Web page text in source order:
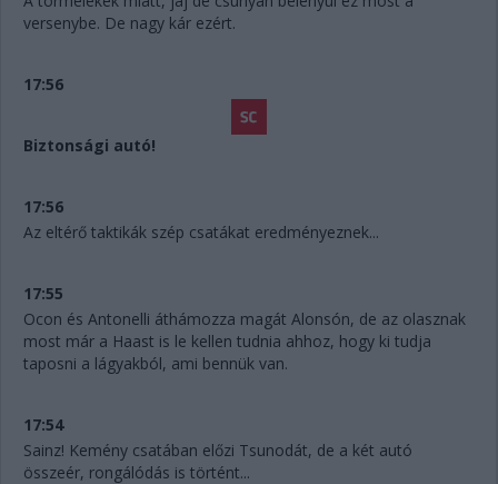
versenybe. De nagy kár ezért.
17:56
Biztonsági autó!
17:56
Az eltérő taktikák szép csatákat eredményeznek...
17:55
Ocon és Antonelli áthámozza magát Alonsón, de az olasznak
most már a Haast is le kellen tudnia ahhoz, hogy ki tudja
taposni a lágyakból, ami bennük van.
17:54
Sainz! Kemény csatában előzi Tsunodát, de a két autó
összeér, rongálódás is történt...